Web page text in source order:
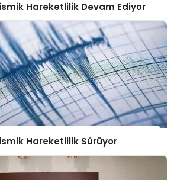
Hareketlilik Devam Ediyor
Hareketlilik Sürüyor